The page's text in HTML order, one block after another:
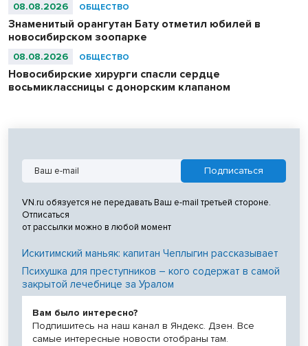
08.08.2026 ОБЩЕСТВО
Знаменитый орангутан Бату отметил юбилей в
новосибирском зоопарке
08.08.2026 ОБЩЕСТВО
Новосибирские хирурги спасли сердце
восьмиклассницы с донорским клапаном
VN.ru обязуется не передавать Ваш e-mail третьей стороне.
Отписаться
от рассылки можно в любой момент
Искитимский маньяк: капитан Чеплыгин рассказывает
Психушка для преступников – кого содержат в самой
закрытой лечебнице за Уралом
Вам было интересно?
Подпишитесь на наш канал в Яндекс. Дзен. Все
самые интересные новости отобраны там.